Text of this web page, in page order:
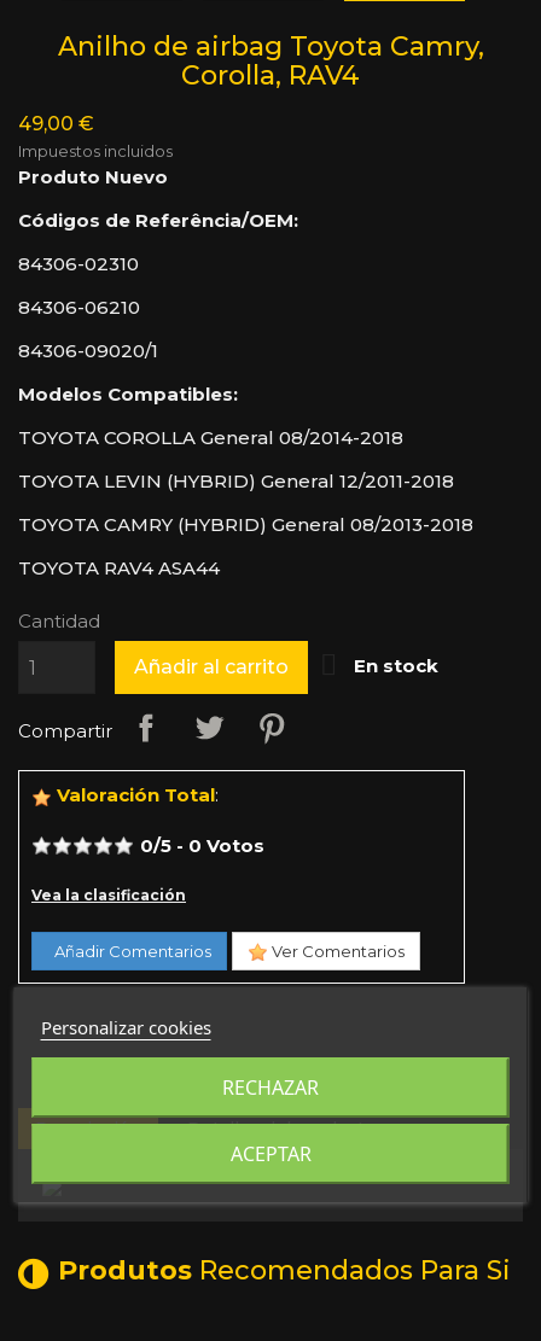
Anilho de airbag Toyota Camry,
Corolla, RAV4
49,00 €
Impuestos incluidos
Produto Nuevo
Códigos de Referência/OEM:
84306-02310
84306-06210
84306-09020/1
Modelos Compatibles:
TOYOTA COROLLA General 08/2014-2018
TOYOTA LEVIN (HYBRID) General 12/2011-2018
TOYOTA CAMRY (HYBRID) General 08/2013-2018
TOYOTA RAV4 ASA44
Cantidad
Añadir al carrito
En stock
Compartir
Valoración Total:
0/5 - 0 Votos
Vea la clasificación
Añadir Comentarios Ver Comentarios
Descripción Detalles del producto
Produtos Recomendados Para Si
Personalizar cookies
RECHAZAR
ACEPTAR